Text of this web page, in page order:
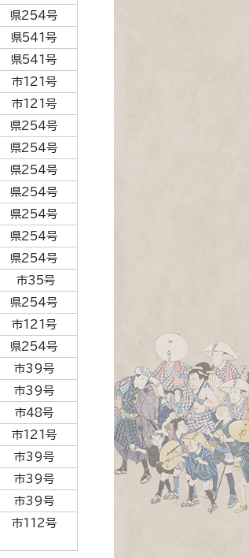
県254号
県541号
県541号
市121号
市121号
県254号
県254号
県254号
県254号
県254号
県254号
県254号
市35号
県254号
市121号
県254号
市39号
市39号
市48号
市121号
市39号
市39号
市39号
市112号